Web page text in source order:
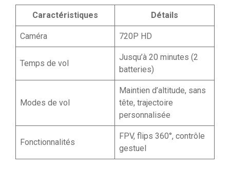
Caractéristiques Détails
Caméra 720P HD
Temps de vol
Jusqu’à 20 minutes (2
batteries)
Modes de vol
Maintien d’altitude, sans
tête, trajectoire
personnalisée
Fonctionnalités
FPV, flips 360°, contrôle
gestuel